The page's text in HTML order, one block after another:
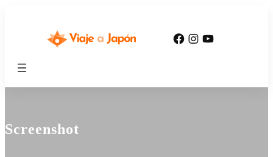
Facebook
Instagram
YouTube
Screenshot